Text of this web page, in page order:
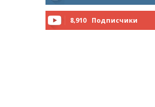
8,910 Подписчики